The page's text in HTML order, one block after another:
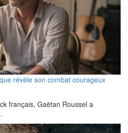
révèle son combat courageux
français, Gaëtan Roussel a